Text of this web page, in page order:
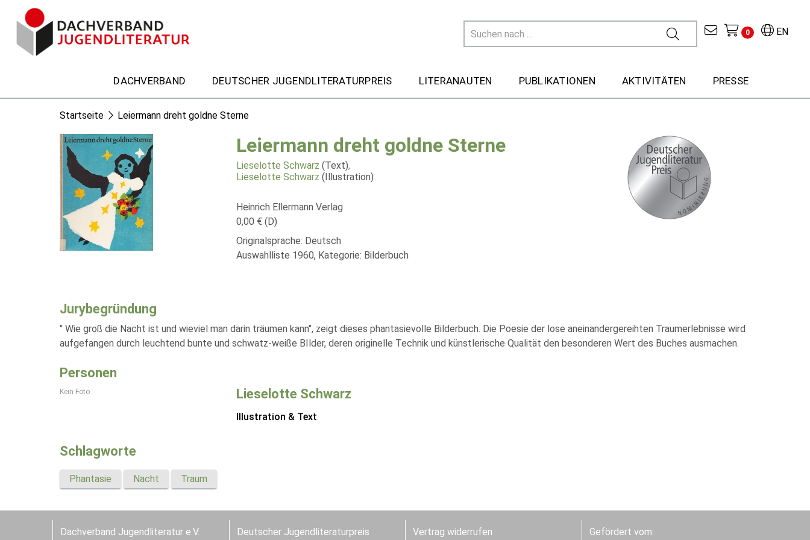
EN
0
DACHVERBAND DEUTSCHER JUGENDLITERATURPREIS LITERANAUTEN PUBLIKATIONEN AKTIVITÄTEN PRESSE
Startseite Leiermann dreht goldne Sterne
Leiermann dreht goldne Sterne
Lieselotte Schwarz (Text),
Lieselotte Schwarz (Illustration)
Heinrich Ellermann Verlag
0,00 € (D)
Originalsprache: Deutsch
Auswahlliste 1960, Kategorie: Bilderbuch
Jurybegründung
" Wie groß die Nacht ist und wieviel man darin träumen kann", zeigt dieses phantasievolle Bilderbuch. Die Poesie der lose aneinandergereihten Traumerlebnisse wird
aufgefangen durch leuchtend bunte und schwatz-weiße BIlder, deren originelle Technik und künstlerische Qualität den besonderen Wert des Buches ausmachen.
Personen
Kein Foto Lieselotte Schwarz
Illustration & Text
Schlagworte
Phantasie Nacht Traum
Dachverband Jugendliteratur e.V. Deutscher Jugendliteraturpreis Vertrag widerrufen Gefördert vom: